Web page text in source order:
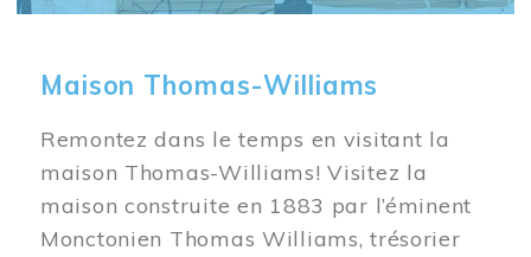
Maison Thomas-Williams
Remontez dans le temps en visitant la
maison Thomas-Williams! Visitez la
maison construite en 1883 par l’éminent
Monctonien Thomas Williams, trésorier